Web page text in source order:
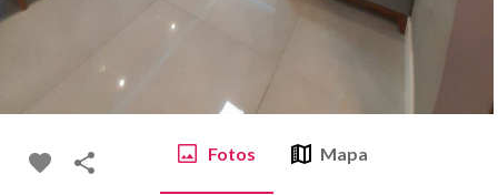
Fotos Mapa